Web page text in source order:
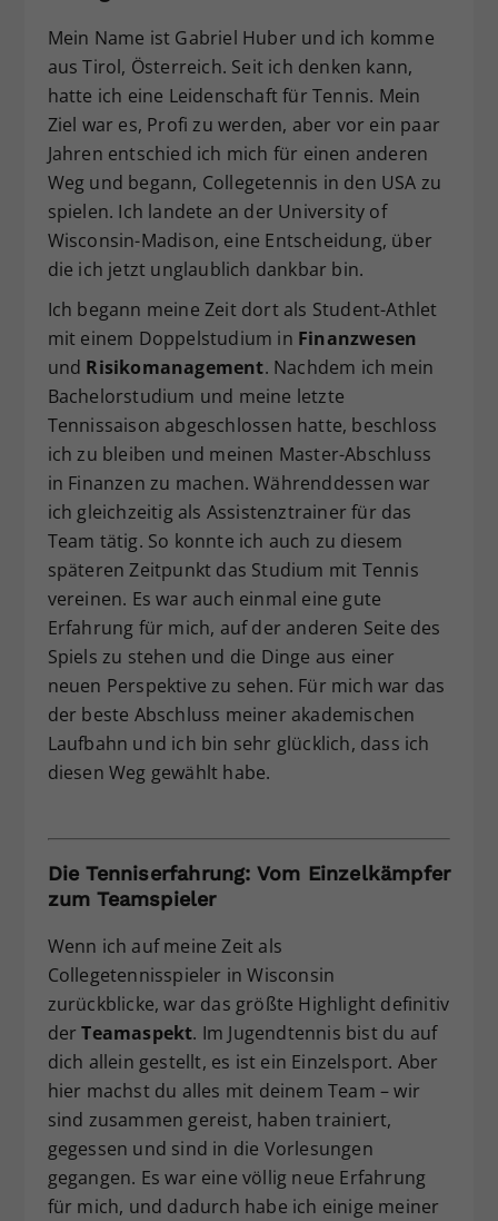
Mein Name ist Gabriel Huber und ich komme
aus Tirol, Österreich. Seit ich denken kann,
hatte ich eine Leidenschaft für Tennis. Mein
Ziel war es, Profi zu werden, aber vor ein paar
Jahren entschied ich mich für einen anderen
Weg und begann, Collegetennis in den USA zu
spielen. Ich landete an der University of
Wisconsin-Madison, eine Entscheidung, über
die ich jetzt unglaublich dankbar bin.
Ich begann meine Zeit dort als Student-Athlet
mit einem Doppelstudium in Finanzwesen
und Risikomanagement. Nachdem ich mein
Bachelorstudium und meine letzte
Tennissaison abgeschlossen hatte, beschloss
ich zu bleiben und meinen Master-Abschluss
in Finanzen zu machen. Währenddessen war
ich gleichzeitig als Assistenztrainer für das
Team tätig. So konnte ich auch zu diesem
späteren Zeitpunkt das Studium mit Tennis
vereinen. Es war auch einmal eine gute
Erfahrung für mich, auf der anderen Seite des
Spiels zu stehen und die Dinge aus einer
neuen Perspektive zu sehen. Für mich war das
der beste Abschluss meiner akademischen
Laufbahn und ich bin sehr glücklich, dass ich
diesen Weg gewählt habe.
Die Tenniserfahrung: Vom Einzelkämpfer
zum Teamspieler
Wenn ich auf meine Zeit als
Collegetennisspieler in Wisconsin
zurückblicke, war das größte Highlight definitiv
derTeamaspekt. Im Jugendtennis bist du auf
dich allein gestellt, es ist ein Einzelsport. Aber
hier machst du alles mit deinem Team – wir
sind zusammen gereist, haben trainiert,
gegessen und sind in die Vorlesungen
gegangen. Es war eine völlig neue Erfahrung
für mich, und dadurch habe ich einige meiner
Zweck
Dieser Wert speichert Ihre Consent-
Einstellungen. Unter anderem eine
zufällig generierte ID, für die
historische Speicherung Ihrer
vorgenommen Einstellungen, falls der
Webseiten-Betreiber dies eingestellt